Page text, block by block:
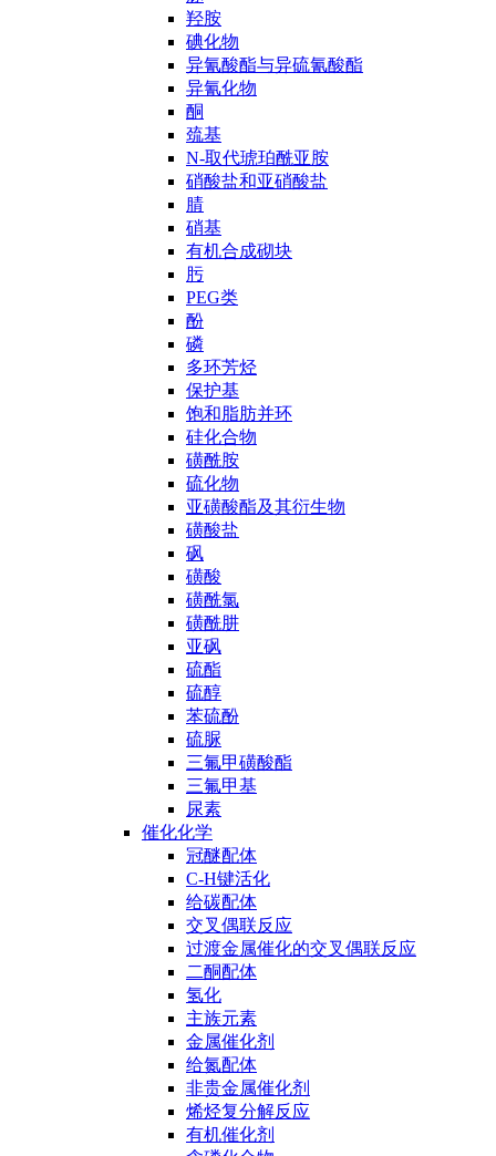
羟胺
碘化物
异氰酸酯与异硫氰酸酯
异氰化物
酮
巯基
N-取代琥珀酰亚胺
硝酸盐和亚硝酸盐
腈
硝基
有机合成砌块
肟
PEG类
酚
磷
多环芳烃
保护基
饱和脂肪并环
硅化合物
磺酰胺
硫化物
亚磺酸酯及其衍生物
磺酸盐
砜
磺酸
磺酰氯
磺酰肼
亚砜
硫酯
硫醇
苯硫酚
硫脲
三氟甲磺酸酯
三氟甲基
尿素
催化化学
冠醚配体
C-H键活化
给碳配体
交叉偶联反应
过渡金属催化的交叉偶联反应
二酮配体
氢化
主族元素
金属催化剂
给氮配体
非贵金属催化剂
烯烃复分解反应
有机催化剂